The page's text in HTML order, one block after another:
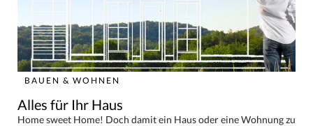
BAUEN & WOHNEN
Alles für Ihr Haus
Home sweet Home! Doch damit ein Haus oder eine Wohnung zu